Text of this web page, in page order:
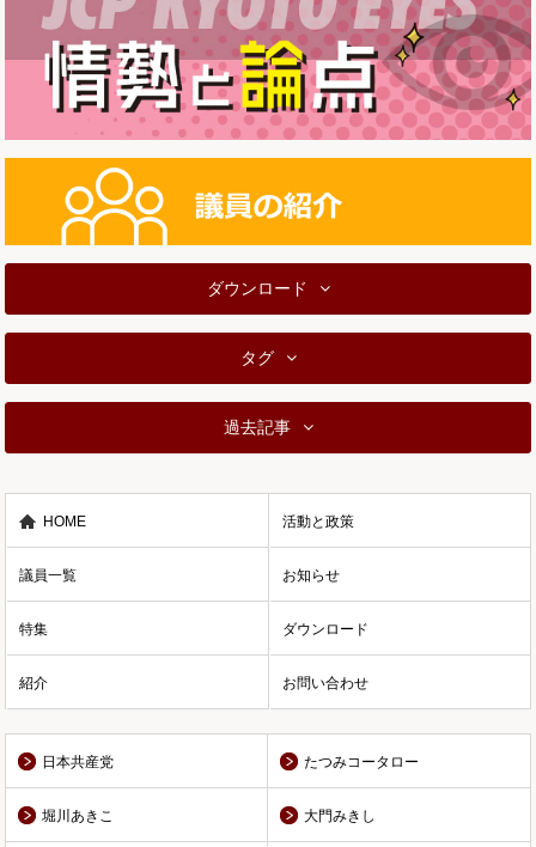
ダウンロード
タグ
過去記事
HOME 活動と政策
議員一覧 お知らせ
特集 ダウンロード
紹介 お問い合わせ
日本共産党 たつみコータロー
堀川あきこ 大門みきし